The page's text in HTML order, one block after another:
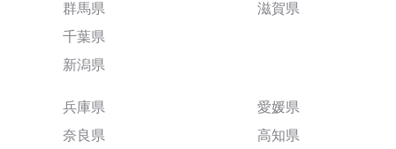
群馬県
千葉県
新潟県
滋賀県
兵庫県
奈良県
愛媛県
高知県